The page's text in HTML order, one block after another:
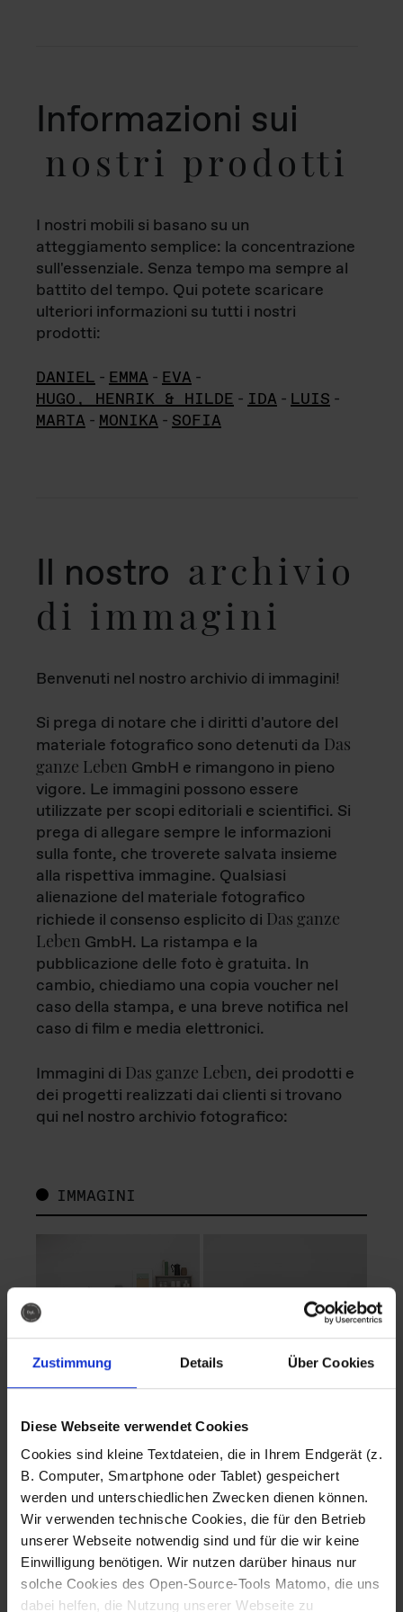
Zustimmung Details Über Cookies
Diese Webseite verwendet Cookies
Cookies sind kleine Textdateien, die in Ihrem Endgerät (z.
B. Computer, Smartphone oder Tablet) gespeichert
werden und unterschiedlichen Zwecken dienen können.
Wir verwenden technische Cookies, die für den Betrieb
unserer Webseite notwendig sind und für die wir keine
Einwilligung benötigen. Wir nutzen darüber hinaus nur
solche Cookies des Open-Source-Tools Matomo, die uns
dabei helfen, die Nutzung unserer Webseite zu
Informazioni sui
nostri prodotti
I nostri mobili si basano su un
atteggiamento semplice: la concentrazione
sull'essenziale. Senza tempo ma sempre al
battito del tempo. Qui potete scaricare
ulteriori informazioni su tutti i nostri
prodotti:
DANIEL - EMMA - EVA -
HUGO, HENRIK & HILDE - IDA - LUIS -
MARTA - MONIKA - SOFIA
Il nostro archivio
di immagini
Benvenuti nel nostro archivio di immagini!
Si prega di notare che i diritti d'autore del
materiale fotografico sono detenuti da Das
ganze Leben GmbH e rimangono in pieno
vigore. Le immagini possono essere
utilizzate per scopi editoriali e scientifici. Si
prega di allegare sempre le informazioni
sulla fonte, che troverete salvata insieme
alla rispettiva immagine. Qualsiasi
alienazione del materiale fotografico
richiede il consenso esplicito di Das ganze
Leben GmbH. La ristampa e la
pubblicazione delle foto è gratuita. In
cambio, chiediamo una copia voucher nel
caso della stampa, e una breve notifica nel
caso di film e media elettronici.
Immagini di Das ganze Leben, dei prodotti e
dei progetti realizzati dai clienti si trovano
qui nel nostro archivio fotografico:
IMMAGINI
Fotografo: Lorenz
Sternbach
Download
Fotografo: Lorenz
Sternbach
Download